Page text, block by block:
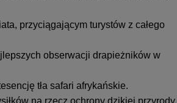
przyciągającym turystów z całego
obserwacji drapieżników w
tła safari afrykańskie.
na rzecz ochrony dzikiej przyrody,